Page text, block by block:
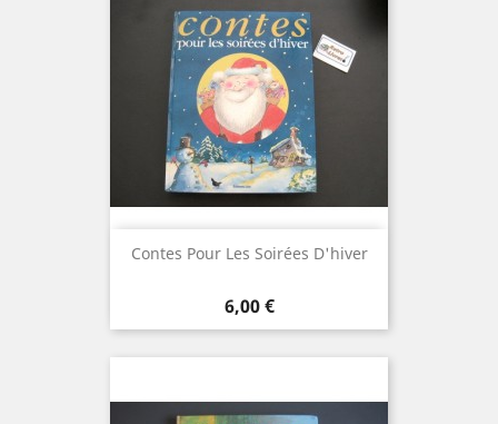
Contes Pour Les Soirées D'hiver
Prix
6,00 €